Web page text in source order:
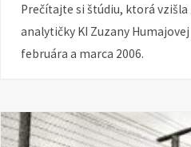
Prečítajte si štúdiu, ktorá
analytičky KI Zuzany
februára a marca 2006.